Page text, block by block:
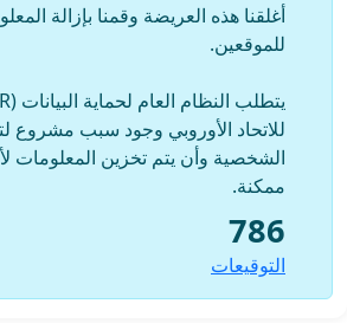
أغلقنا هذه العريضة وقمنا بإزالة
للموقعين.
للاتحاد الأوروبي وجود سبب مشروع
الشخصية وأن يتم تخزين المعلومات
ممكنة.
786
التوقيعات